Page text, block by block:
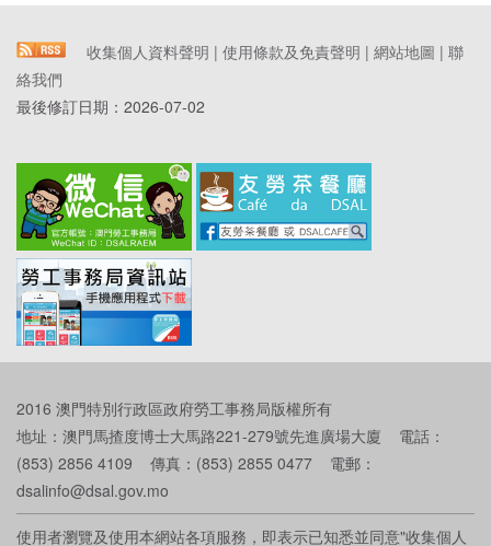
收集個人資料聲明 | 使用條款及免責聲明 | 網站地圖 | 聯
絡我們
最後修訂日期： 2026-07-02
2016 澳門特別行政區政府勞工事務局版權所有
地址：澳門馬揸度博士大馬路221-279號先進廣場大廈 電話：
(853) 2856 4109 傳真：(853) 2855 0477 電郵：
dsalinfo@dsal.gov.mo
使用者瀏覽及使用本網站各項服務，即表示已知悉並同意"收集個人